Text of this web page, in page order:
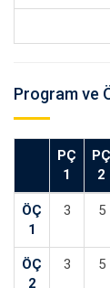
Program ve
PÇ
1
PÇ
2
ÖÇ
1
3 5
ÖÇ
2
3 5